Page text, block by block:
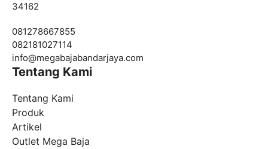
34162
081278667855
082181027114
info@megabajabandarjaya.com
Tentang Kami
Tentang Kami
Produk
Artikel
Outlet Mega Baja